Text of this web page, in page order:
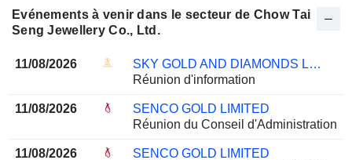
Evénements à venir dans le secteur de Chow Tai
Seng Jewellery Co., Ltd.
11/08/2026
SKY GOLD AND DIAMONDS LIMITED
Réunion d'information
11/08/2026
SENCO GOLD LIMITED
Réunion du Conseil d'Administration
11/08/2026
SENCO GOLD LIMITED